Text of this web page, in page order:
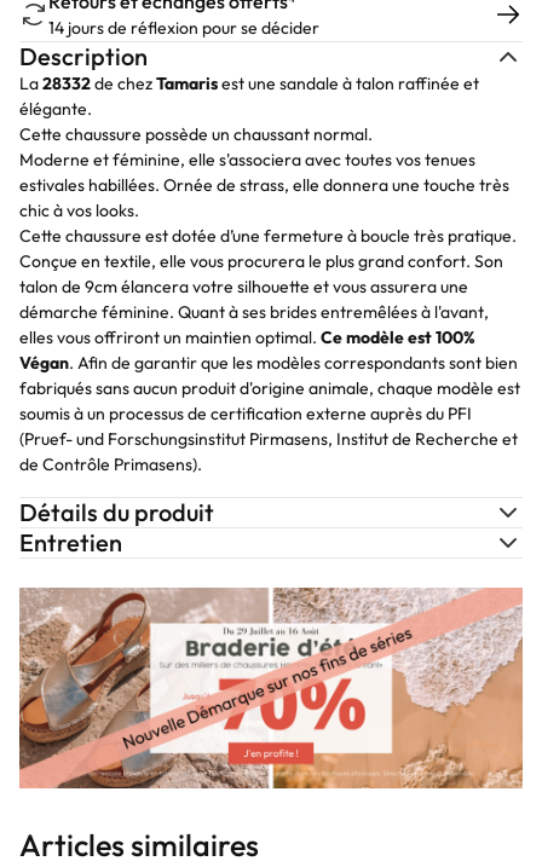
14 jours de réflexion pour se décider
Description
La28332de chezTamarisest une sandale à talon raffinée et
élégante.
Cette chaussure possède un chaussant normal.
Moderne et féminine, elle s'associera avec toutes vos tenues
estivales habillées. Ornée de strass, elle donnera une touche très
chic à vos looks.
Cette chaussure est dotée d’une fermeture à boucle très pratique.
Conçue en textile, elle vous procurera le plus grand confort. Son
talon de 9cm élancera votre silhouette et vous assurera une
démarche féminine. Quant à ses brides entremêlées à l'avant,
elles vous offriront un maintien optimal. Ce modèle est 100%
Végan. Afin de garantir que les modèles correspondants sont bien
fabriqués sans aucun produit d'origine animale, chaque modèle est
soumis à un processus de certification externe auprès du PFI
(Pruef- und Forschungsinstitut Pirmasens, Institut de Recherche et
de Contrôle Primasens).
Détails du produit
Entretien
Articles similaires